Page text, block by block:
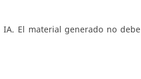
El material generado no debe